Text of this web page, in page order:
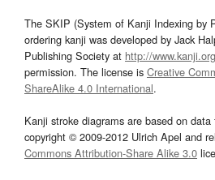
The SKIP (System of Kanji Indexing by
ordering kanji was developed by Jack
Publishing Society at http://
permission. The license is Creative
ShareAlike 4.0 International.
Kanji stroke diagrams are based on data
copyright © 2009-2012 Ulrich Apel and
Commons Attribution-Share Alike 3.0